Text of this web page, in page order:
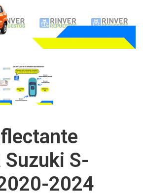
Suzuki S-
2024